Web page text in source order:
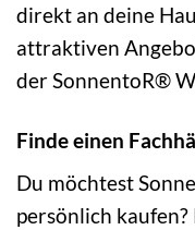
direkt an deine
attraktiven
der SonnentoR®
Finde einen
Du möchtest
persönlich